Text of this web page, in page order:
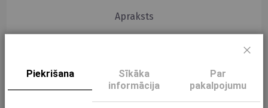
Apraksts
Piemērots visām pudelēm un burciņām
Regulējama temperatūra pēc nepieciešamības
Piekrišana
Sīkāka
informācija
Par
pakalpojumu